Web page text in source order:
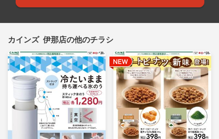
カインズ 伊那店の他のチラシ